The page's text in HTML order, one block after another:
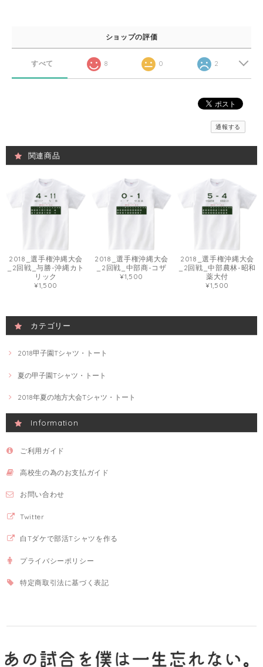
ショップの評価
すべて 8 0 2
通報する
関連商品
2018_選手権沖縄大会
_2回戦_与勝-沖縄カト
リック
¥1,500
2018_選手権沖縄大会
_2回戦_中部商-コザ
¥1,500
2018_選手権沖縄大会
_2回戦_中部農林-昭和
薬大付
¥1,500
カテゴリー
2018甲子園Tシャツ・トート
夏の甲子園Tシャツ・トート
2018年夏の地方大会Tシャツ・トート
Information
ご利用ガイド
高校生の為のお支払ガイド
お問い合わせ
Twitter
白Tダケで部活Tシャツを作る
プライバシーポリシー
特定商取引法に基づく表記